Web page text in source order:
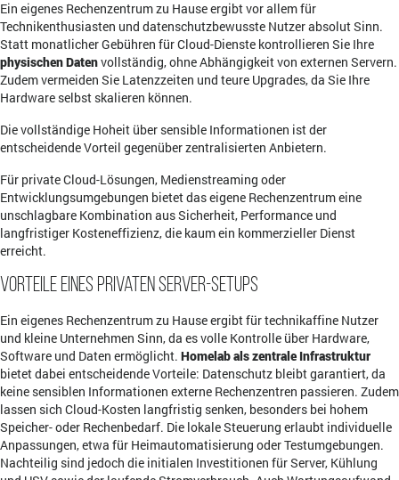
Ein eigenes Rechenzentrum zu Hause ergibt vor allem für
Technikenthusiasten und datenschutzbewusste Nutzer absolut Sinn.
Statt monatlicher Gebühren für Cloud-Dienste kontrollieren Sie Ihre
physischen Datenvollständig, ohne Abhängigkeit von externen Servern.
Zudem vermeiden Sie Latenzzeiten und teure Upgrades, da Sie Ihre
Hardware selbst skalieren können.
Die vollständige Hoheit über sensible Informationen ist der
entscheidende Vorteil gegenüber zentralisierten Anbietern.
Für private Cloud-Lösungen, Medienstreaming oder
Entwicklungsumgebungen bietet das eigene Rechenzentrum eine
unschlagbare Kombination aus Sicherheit, Performance und
langfristiger Kosteneffizienz, die kaum ein kommerzieller Dienst
erreicht.
Vorteile eines privaten Server-Setups
Ein eigenes Rechenzentrum zu Hause ergibt für technikaffine Nutzer
und kleine Unternehmen Sinn, da es volle Kontrolle über Hardware,
Software und Daten ermöglicht. Homelab als zentrale Infrastruktur
bietet dabei entscheidende Vorteile: Datenschutz bleibt garantiert, da
keine sensiblen Informationen externe Rechenzentren passieren. Zudem
lassen sich Cloud-Kosten langfristig senken, besonders bei hohem
Speicher- oder Rechenbedarf. Die lokale Steuerung erlaubt individuelle
Anpassungen, etwa für Heimautomatisierung oder Testumgebungen.
Nachteilig sind jedoch die initialen Investitionen für Server, Kühlung